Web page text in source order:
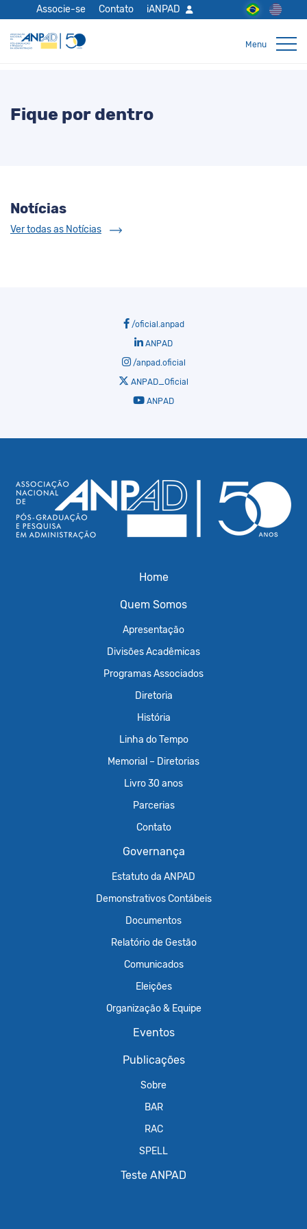
Associe-se Contato iANPAD
Fique por dentro
Notícias
Ver todas as Notícias
/oficial.anpad
ANPAD
/anpad.oficial
ANPAD_Oficial
ANPAD
Home
Quem Somos
Apresentação
Divisões Acadêmicas
Programas Associados
Diretoria
História
Linha do Tempo
Memorial – Diretorias
Livro 30 anos
Parcerias
Contato
Governança
Estatuto da ANPAD
Demonstrativos Contábeis
Documentos
Relatório de Gestão
Comunicados
Eleições
Organização & Equipe
Eventos
Publicações
Sobre
BAR
RAC
SPELL
Teste ANPAD